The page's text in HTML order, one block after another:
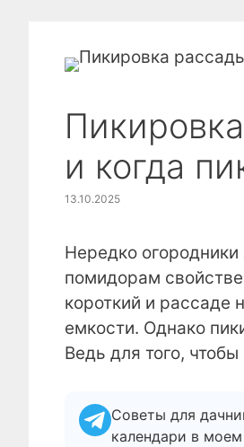
и когда
13.10.2025
Нередко
помидорам
короткий и рассаде
емкости. Однако
Ведь для того,
Советы для
календари в